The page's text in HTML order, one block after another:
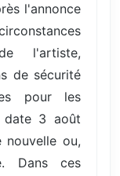
l'annonce
l'artiste,
de sécurité
pour les
3 août
ou,
Dans ces